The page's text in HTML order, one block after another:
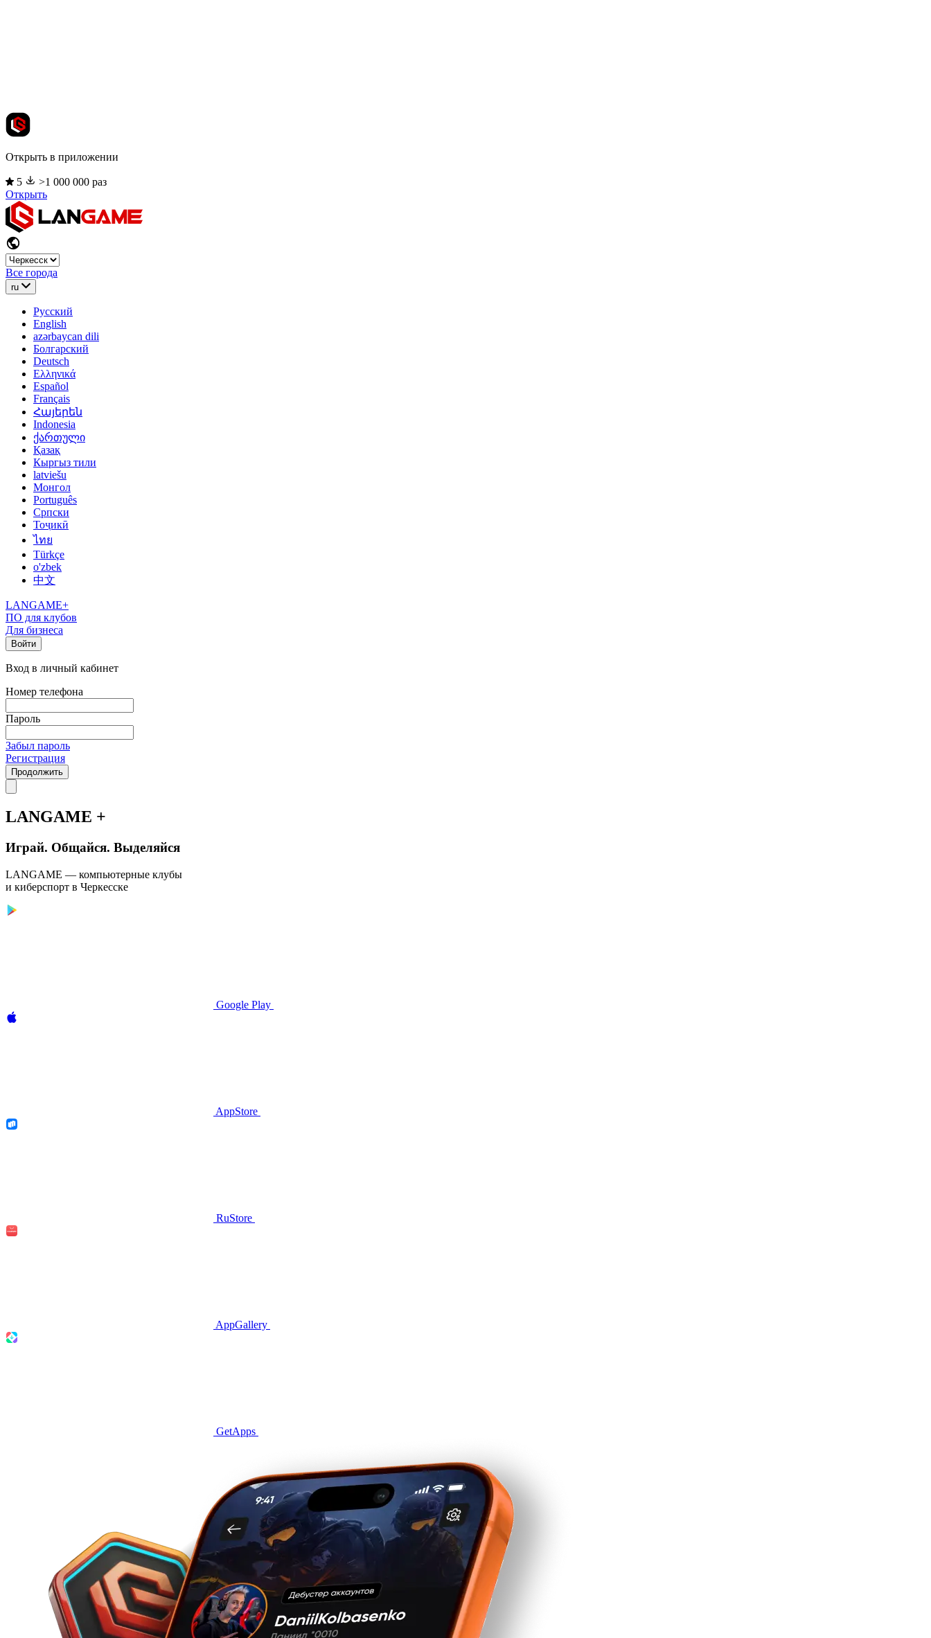
Открыть в приложении
5
>1 000 000 раз
Открыть
Все города
ru
Русский
English
azərbaycan dili
Болгарский
Deutsch
Ελληνικά
Español
Français
Հայերեն
Indonesia
ქართული
Қазақ
Кыргыз тили
latviešu
Монгол
Português
Српски
Тоҷикӣ
ไทย
Türkçe
o'zbek
中文
LANGAME+
ПО для клубов
Для бизнеса
Войти
Вход в личный кабинет
Номер телефона
Пароль
Забыл пароль
Регистрация
Продолжить
LANGAME +
Играй. Общайся. Выделяйся
LANGAME — компьютерные клубы
и киберспорт в Черкесске
Google Play
AppStore
RuStore
AppGallery
GetApps